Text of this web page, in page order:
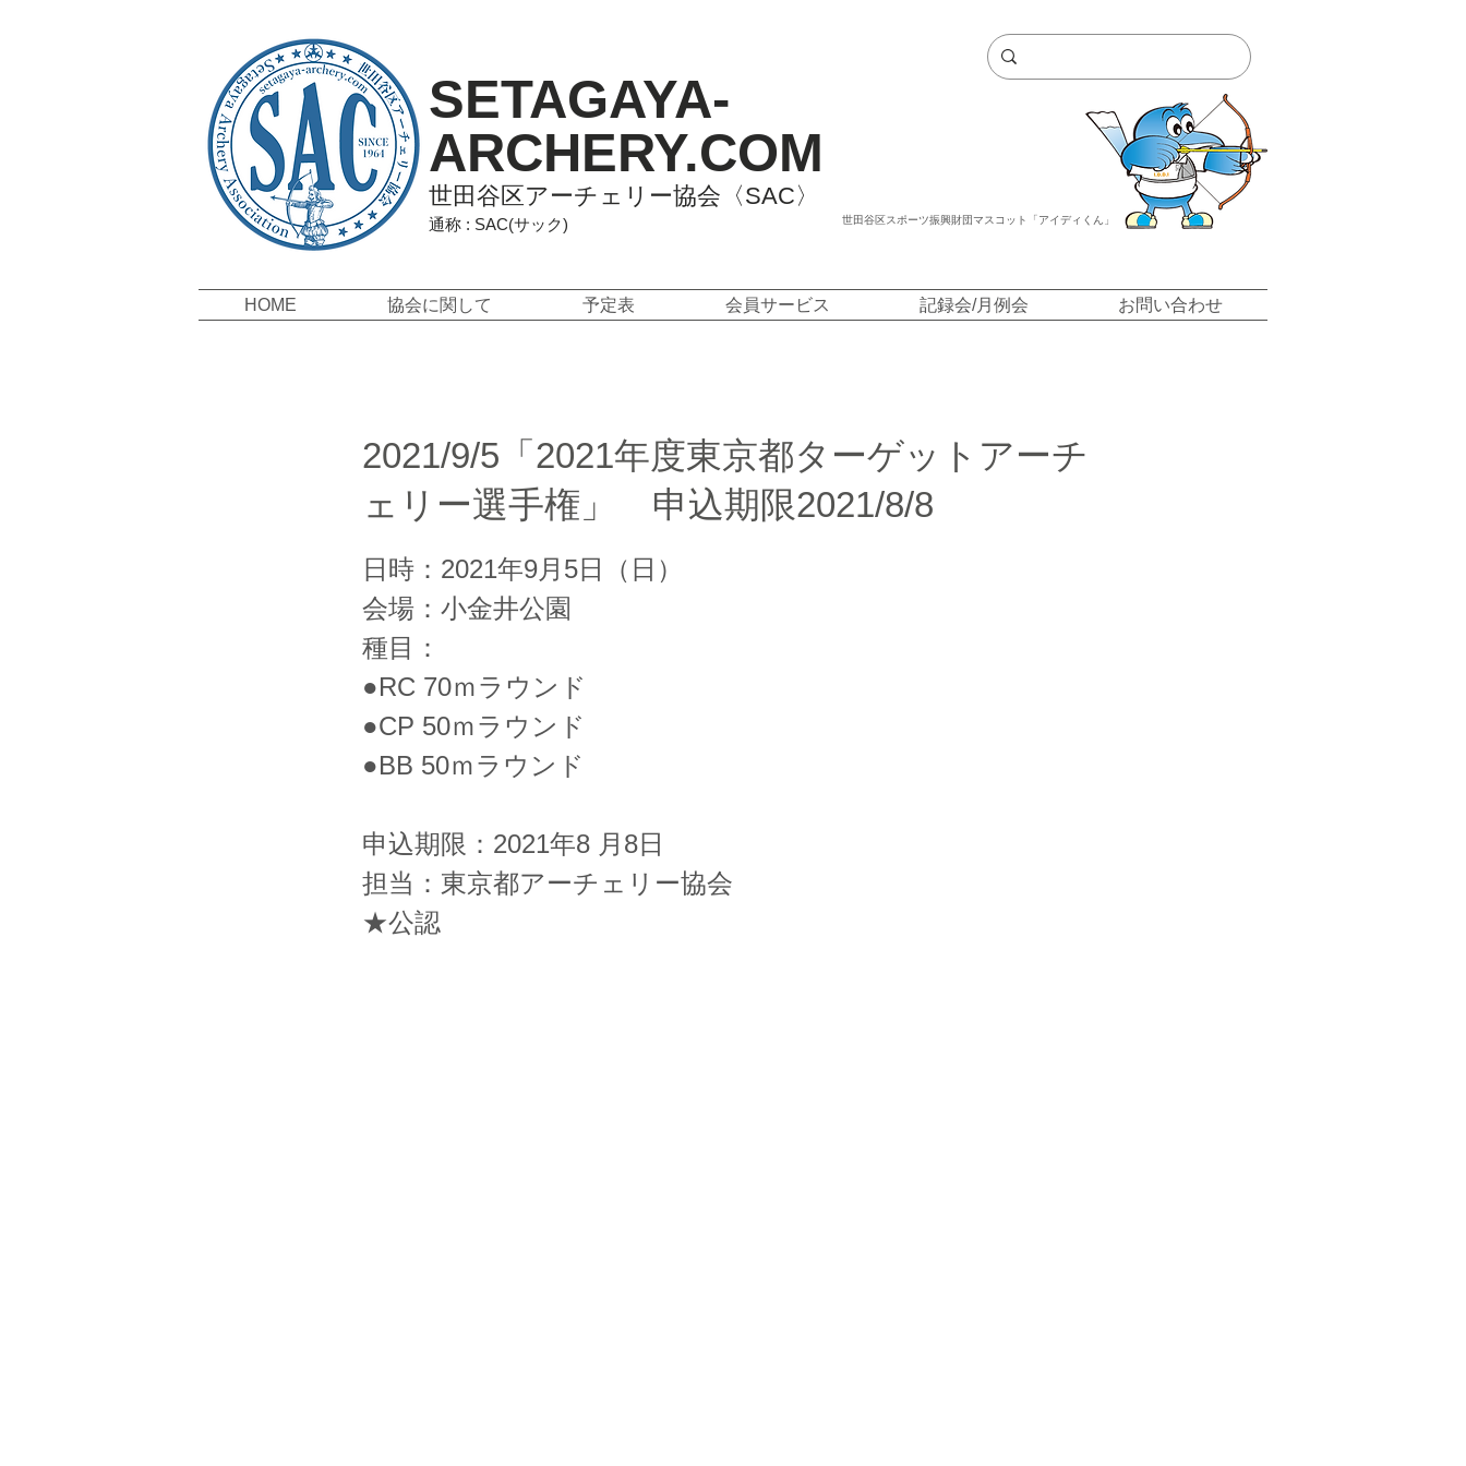
SETAGAYA-
ARCHERY.COM
世田谷区アーチェリー協会〈SAC〉
世田谷区スポーツ振興財団マスコット「アイディくん」
通称 : SAC(サック)
HOME 協会に関して 予定表 会員サービス 記録会/月例会 お問い合わせ
2021/9/5「2021年度東京都ターゲットアーチ
ェリー選手権」 申込期限2021/8/8
日時：2021年9月5日（日）
会場：小金井公園
種目：
●RC 70ｍラウンド
●CP 50ｍラウンド
●BB 50ｍラウンド
申込期限：2021年8 月8日
担当：東京都アーチェリー協会
★公認